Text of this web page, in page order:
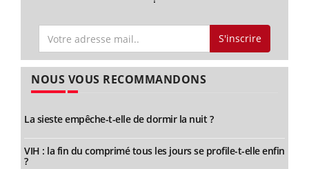
S'inscrire
NOUS VOUS RECOMMANDONS
La sieste empêche-t-elle de dormir la nuit ?
VIH : la fin du comprimé tous les jours se profile-t-elle enfin
?